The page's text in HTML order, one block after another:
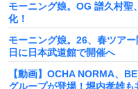
モーニング娘。OG 譜久村
化！
モーニング娘。26、春ツア
日に日本武道館で開催へ
【動画】OCHA NORMA、
グループが登場！堀内孝雄